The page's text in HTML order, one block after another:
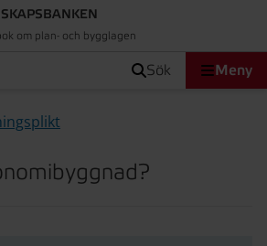
om plan- och bygglagen
sök Meny